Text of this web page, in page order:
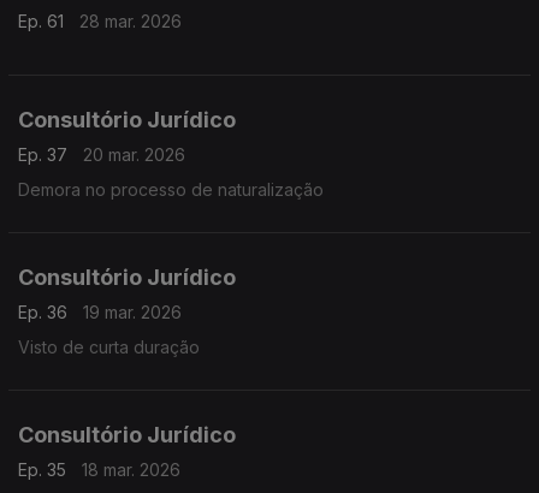
Ep. 61 28 mar. 2026
Consultório Jurídico
Ep. 37
20 mar. 2026
Demora no processo de naturalização
Consultório Jurídico
Ep. 36
19 mar. 2026
Visto de curta duração
Consultório Jurídico
Ep. 35
18 mar. 2026